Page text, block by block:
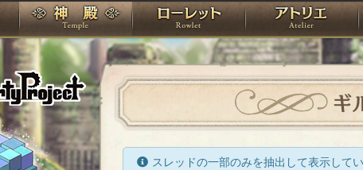
PandoraPartyProject
TOP 神殿 ローレット
ギ
スレッドの一部のみを抽出して表示してい